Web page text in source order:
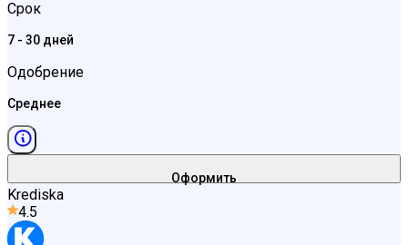
Срок
7 - 30 дней
Одобрение
Среднее
Оформить
Krediska
4.5